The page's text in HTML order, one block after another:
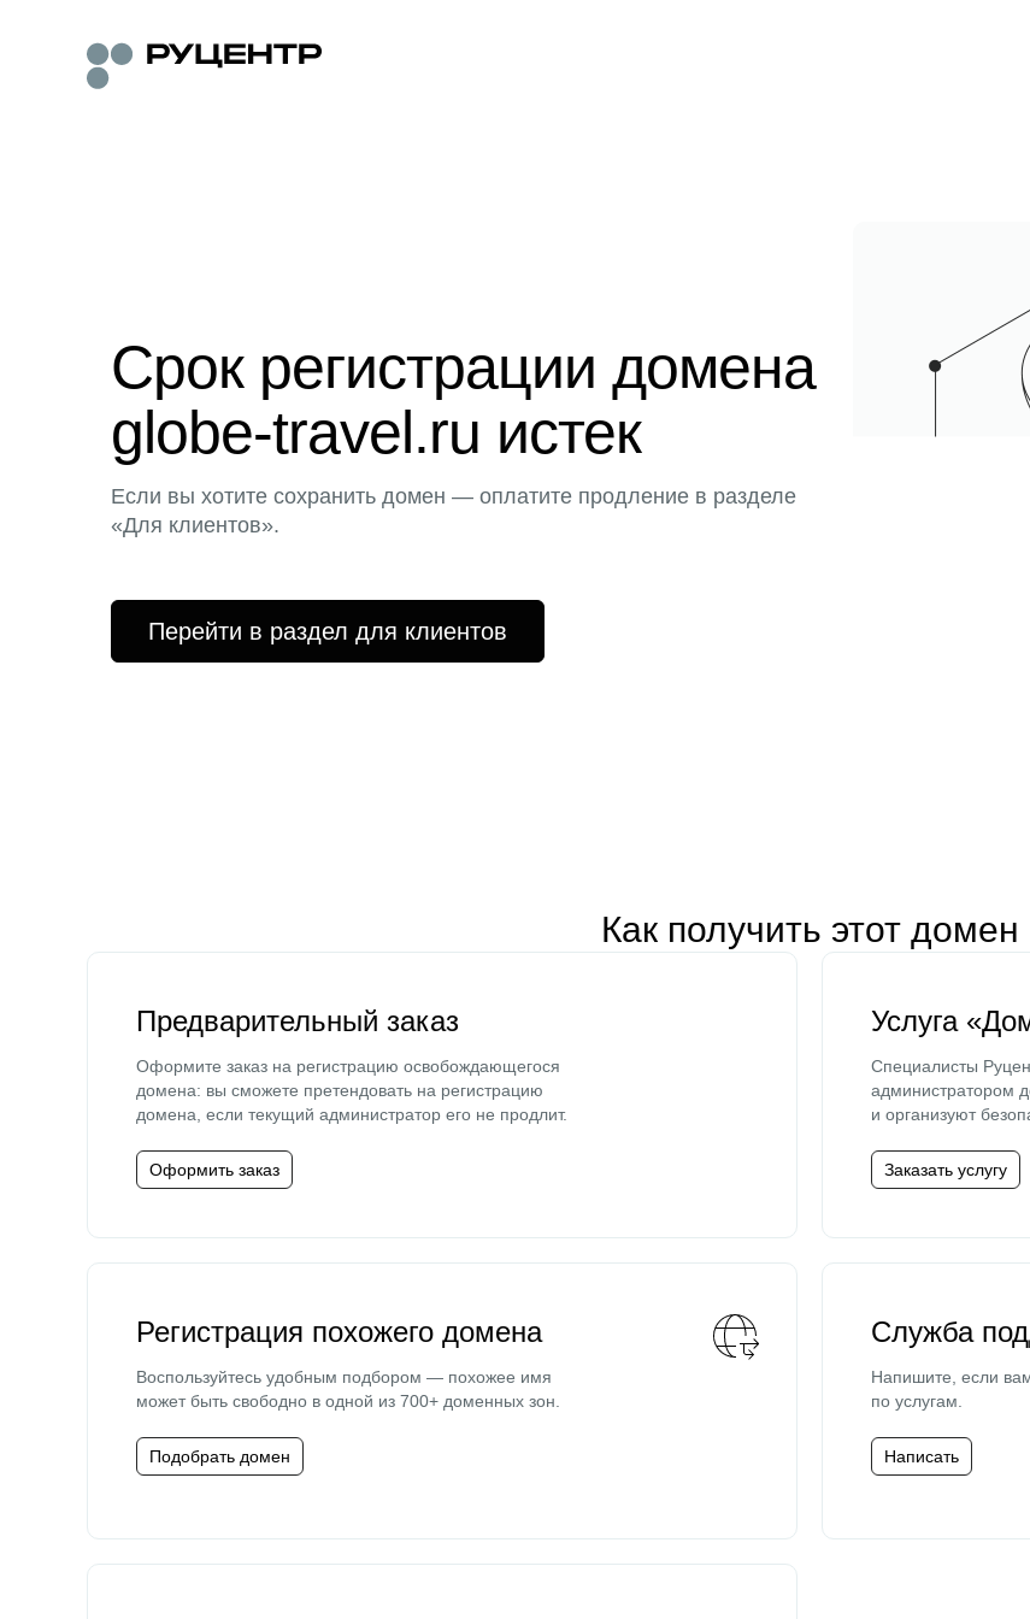
Срок регистрации домена
globe-travel.ru истек
Если вы хотите сохранить домен — оплатите продление в разделе
«Для клиентов».
Перейти в раздел для клиентов
Как получить этот домен
Предварительный заказ
Оформите заказ на регистрацию освобождающегося
домена: вы сможете претендовать на регистрацию
домена, если текущий администратор его не продлит.
Оформить заказ
Услуга
Специалисты
администратором
и организуют
Заказать услугу
Регистрация похожего домена
Воспользуйтесь удобным подбором — похожее имя
может быть свободно в одной из 700+ доменных зон.
Подобрать домен
Служба
Напишите, если
по услугам.
Написать